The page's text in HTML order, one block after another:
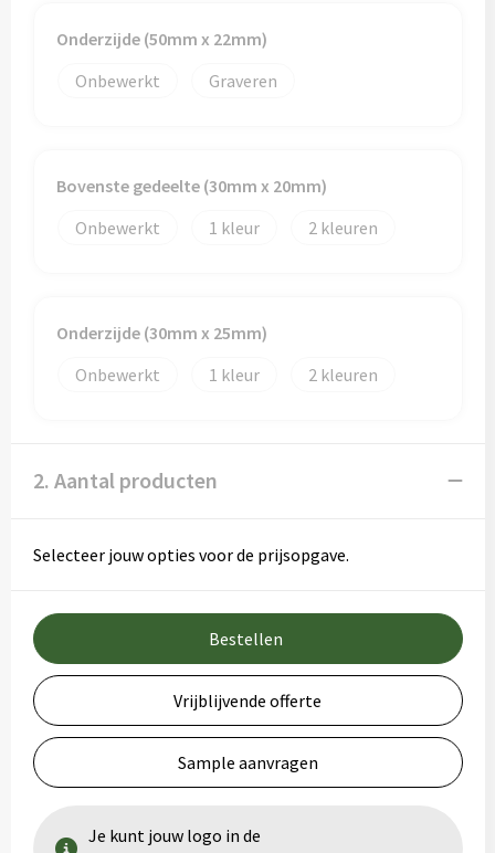
Onderzijde (50mm x 22mm)
Onbewerkt
Graveren
Bovenste gedeelte (30mm x 20mm)
Onbewerkt
1 2
Onderzijde (30mm x 25mm)
Onbewerkt
1 2
2. Aantal producten
Selecteer jouw opties voor de prijsopgave.
Bestellen
Vrijblijvende offerte
Sample aanvragen
Je kunt jouw logo in de